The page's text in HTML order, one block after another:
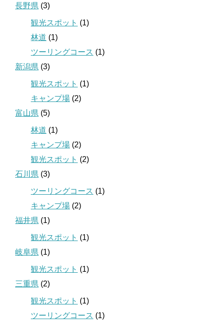
長野県 (3)
観光スポット (1)
林道 (1)
ツーリングコース (1)
新潟県 (3)
観光スポット (1)
キャンプ場 (2)
富山県 (5)
林道 (1)
キャンプ場 (2)
観光スポット (2)
石川県 (3)
ツーリングコース (1)
キャンプ場 (2)
福井県 (1)
観光スポット (1)
岐阜県 (1)
観光スポット (1)
三重県 (2)
観光スポット (1)
ツーリングコース (1)